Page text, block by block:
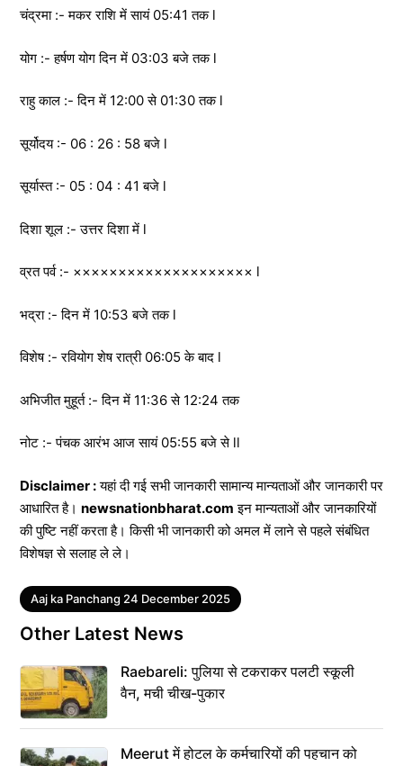
चंद्रमा :- मकर राशि में सायं 05:41 तक l
योग :- हर्षण योग दिन में 03:03 बजे तक l
राहु काल :- दिन में 12:00 से 01:30 तक l
सूर्योदय :- 06 : 26 : 58 बजे l
सूर्यास्त :- 05 : 04 : 41 बजे l
दिशा शूल :- उत्तर दिशा में l
व्रत पर्व :- ×××××××××××××××××××× l
भद्रा :- दिन में 10:53 बजे तक l
विशेष :- रवियोग शेष रात्री 06:05 के बाद l
अभिजीत मुहूर्त :- दिन में 11:36 से 12:24 तक
नोट :- पंचक आरंभ आज सायं 05:55 बजे से ll
Disclaimer :यहां दी गई सभी जानकारी सामान्य मान्यताओं और जानकारी पर
आधारित है। newsnationbharat.com इन मान्यताओं और जानकारियों
की पुष्टि नहीं करता है। किसी भी जानकारी को अमल में लाने से पहले संबंधित
विशेषज्ञ से सलाह ले ले।
Tags
Aaj ka Panchang 24 December 2025
Other Latest News
Raebareli: पुलिया से टकराकर पलटी स्कूली
वैन, मची चीख-पुकार
Meerut में होटल के कर्मचारियों की पहचान को